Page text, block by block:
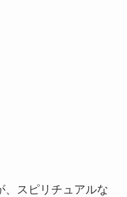
、スピリチュアルな